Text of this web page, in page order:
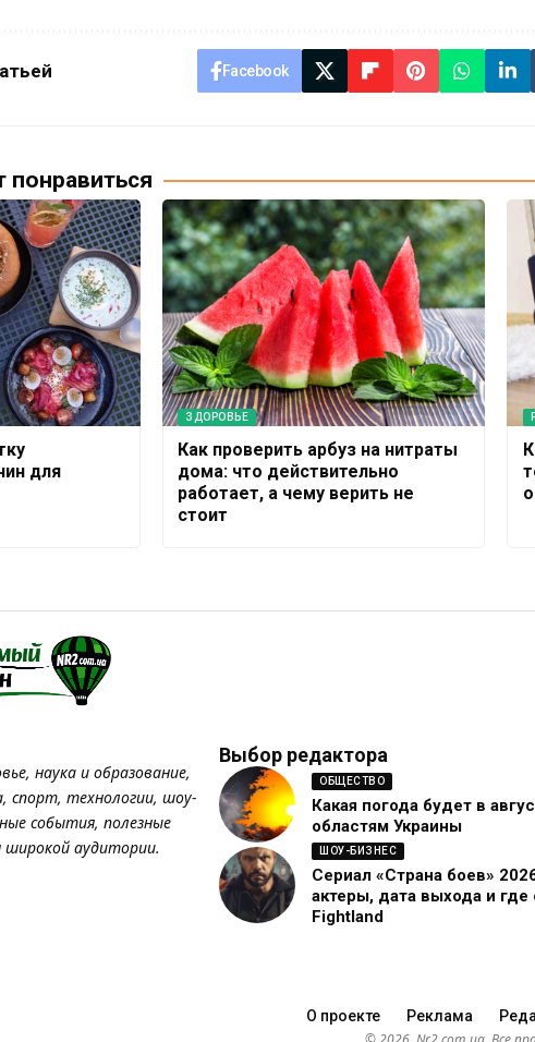
Facebook
для
ЗДОРОВЬЕ
Как проверить арбуз на нитраты
дома: что действительно
работает, а чему верить не
стоит
наука и образование,
технологии, шоу-
события, полезные
аудитории.
Выбор редактора
ОБЩЕСТВО
Какая погода будет в
областям Украины
ШОУ-БИЗНЕС
Сериал «Страна боев»
актеры, дата выхода и где
Fightland
О проекте Реклама